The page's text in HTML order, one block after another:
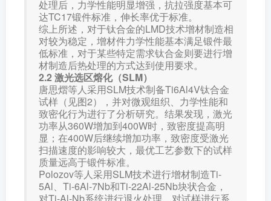
处理后，力学性能明显增强，抗拉强度基本可
达TC17锻件标准，伸长率优于标准。
综上所述，对于钛合金的LMD技术增材制造相
对较为稳定，增材件力学性能基本满足锻件最
低标准，对于某些特定需求钛合金则要进行增
材制造后热处理的方式达到使用要求。
2.2 激光选区熔化（SLM）
唐思熠等人采用SLM技术制备Ti6Al4V钛合金
试样（见图2），并对微观组织、力学性能和
致密化行为进行了分析研究。结果发现，激光
功率从360W增加到400W时，致密度提高明
显；在400W后继续增加功率，致密度受激光
扫描速度的影响较大，最优工艺参数下的试样
质量远高于锻件标准。
Polozov等人采用SLM技术进行增材制造Ti-
5Al、Ti-6Al-7Nb和Ti-22Al-25Nb块状合金，